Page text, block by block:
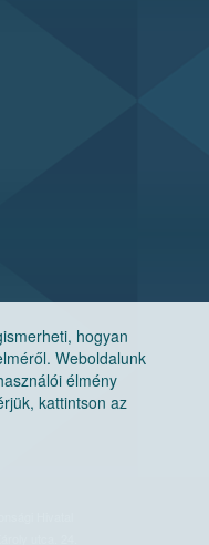
hogyan
Weboldalunk
élmény
kattintson az
Hivatal